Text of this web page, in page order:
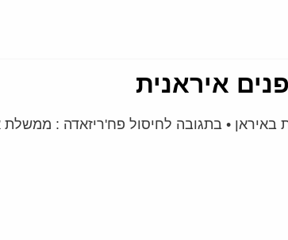
איראנית
באיראן • בתגובה לחיסול פח'ריזאדה :